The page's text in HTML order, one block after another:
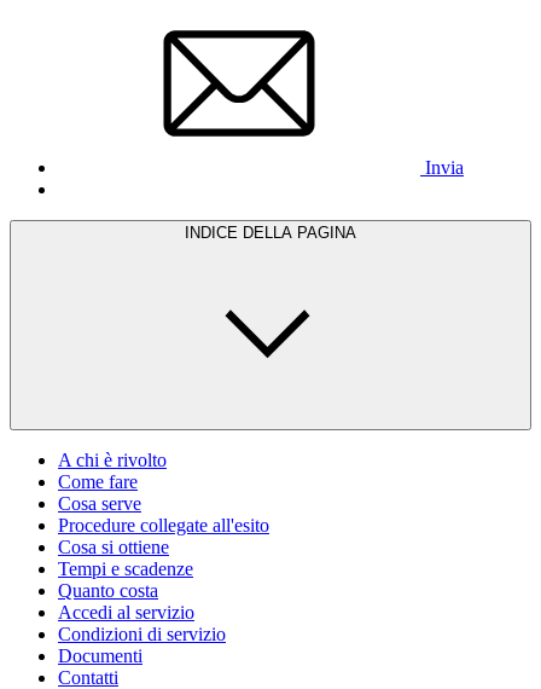
Invia
INDICE DELLA PAGINA
A chi è rivolto
Come fare
Cosa serve
Procedure collegate all'esito
Cosa si ottiene
Tempi e scadenze
Quanto costa
Accedi al servizio
Condizioni di servizio
Documenti
Contatti